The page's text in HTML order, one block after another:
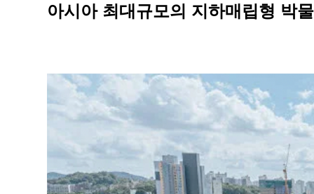
아시아 최대규모의 지하매립형 박